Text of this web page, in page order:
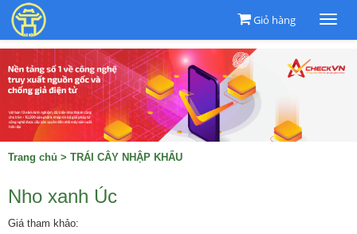
Giỏ hàng
Trang chủ > TRÁI CÂY NHẬP KHẨU
Nho xanh Úc
Giá tham khảo: